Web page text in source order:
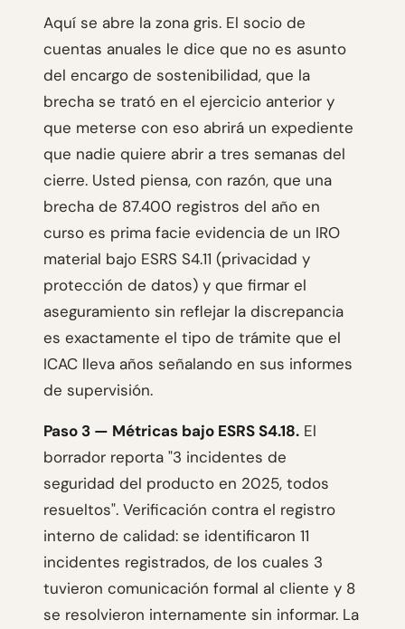
Aquí se abre la zona gris. El socio de
cuentas anuales le dice que no es asunto
del encargo de sostenibilidad, que la
brecha se trató en el ejercicio anterior y
que meterse con eso abrirá un expediente
que nadie quiere abrir a tres semanas del
cierre. Usted piensa, con razón, que una
brecha de 87.400 registros del año en
curso es prima facie evidencia de un IRO
material bajo ESRS S4.11 (privacidad y
protección de datos) y que firmar el
aseguramiento sin reflejar la discrepancia
es exactamente el tipo de trámite que el
ICAC lleva años señalando en sus informes
de supervisión.
Paso 3 — Métricas bajo ESRS S4.18. El
borrador reporta "3 incidentes de
seguridad del producto en 2025, todos
resueltos". Verificación contra el registro
interno de calidad: se identificaron 11
incidentes registrados, de los cuales 3
tuvieron comunicación formal al cliente y 8
se resolvieron internamente sin informar. La